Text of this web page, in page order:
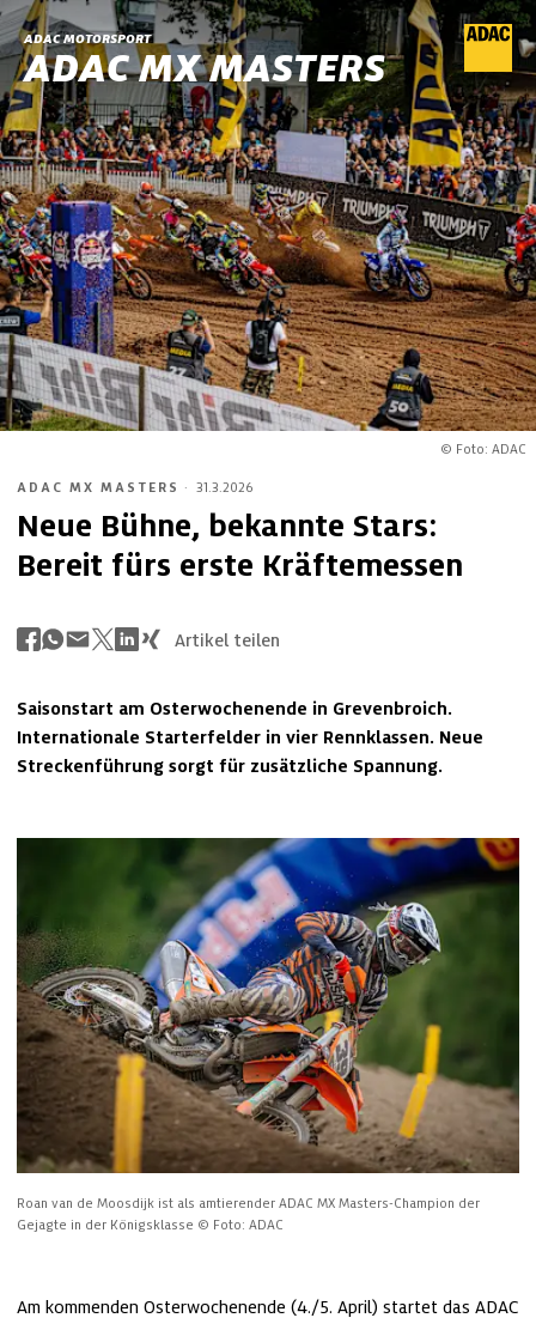
ADAC MOTORSPORT
ADAC MX MASTERS
© Foto: ADAC
ADAC MX MASTERS · 31.3.2026
Neue Bühne, bekannte Stars:
Bereit fürs erste Kräftemessen
Artikel teilen
Saisonstart am Osterwochenende in Grevenbroich.
Internationale Starterfelder in vier Rennklassen. Neue
Streckenführung sorgt für zusätzliche Spannung.
Roan van de Moosdijk ist als amtierender ADAC MX Masters-Champion der
Gejagte in der Königsklasse © Foto: ADAC
Am kommenden Osterwochenende (4./5. April) startet das ADAC